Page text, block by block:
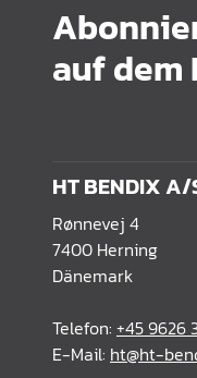
Leisten Profile
Elektro Artikel
Verpackung
Lamello Produkte
auf dem
HT BENDIX A/
Rønnevej 4
7400 Herning
Dänemark
Telefon: +45 9626
E-Mail: ht@ht-